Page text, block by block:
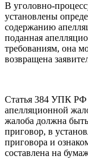
В уголовно-
установлены
содержанию
поданная
требованиям, она
возвращена
Статья 384 УПК РФ
апелляционной
жалоба должна
приговор, в
приговора и
составлена на